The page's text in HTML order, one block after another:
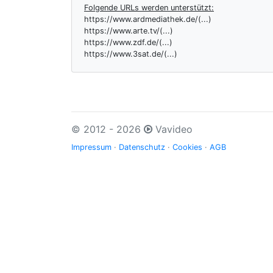
Folgende URLs werden unterstützt:
https://www.ardmediathek.de/(...)
https://www.arte.tv/(...)
https://www.zdf.de/(...)
https://www.3sat.de/(...)
© 2012 - 2026 Vavideo
Impressum · Datenschutz · Cookies · AGB